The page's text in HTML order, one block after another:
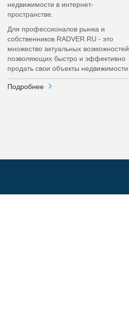
недвижимости в интернет-
пространстве.
Для профессионалов рынка и
собственников RADVER.RU - это
множество актуальных возможностей,
позволяющих быстро и эффективно
продать свои объекты недвижимости.
Подробнее